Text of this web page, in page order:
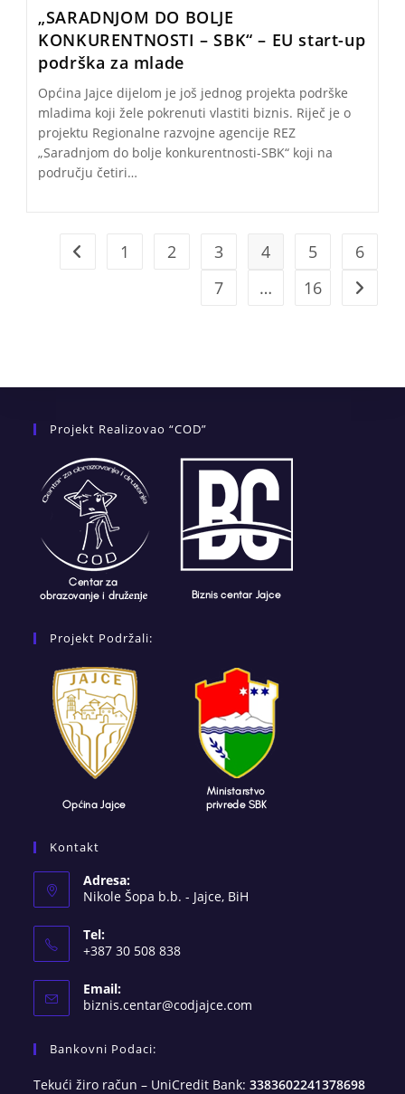
„SARADNJOM DO BOLJE
KONKURENTNOSTI – SBK“ – EU start-up
podrška za mlade
Općina Jajce dijelom je još jednog projekta podrške
mladima koji žele pokrenuti vlastiti biznis. Riječ je o
projektu Regionalne razvojne agencije REZ
„Saradnjom do bolje konkurentnosti-SBK“ koji na
području četiri…
Go to the previous page
1 2 3 4 5
6
7
… 16 Go to
Projekt Realizovao “COD”
Projekt Podržali:
Kontakt
Adresa:
Nikole Šopa b.b. - Jajce, BiH
Tel:
+387 30 508 838
Email:
biznis.centar@codjajce.com
Bankovni Podaci:
Tekući žiro račun – UniCredit Bank:3383602241378698